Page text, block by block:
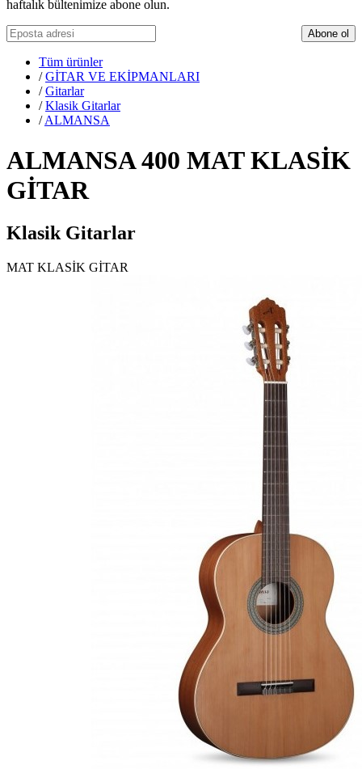
haftalık bültenimize abone olun.
Abone ol
Tüm ürünler
/ GİTAR VE EKİPMANLARI
/ Gitarlar
/ Klasik Gitarlar
/ALMANSA
ALMANSA 400 MAT KLASİK
GİTAR
Klasik Gitarlar
MAT KLASİK GİTAR